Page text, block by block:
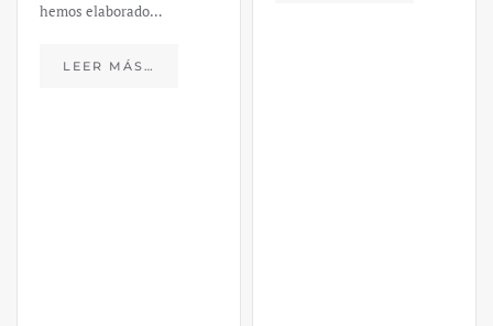
hemos elaborado…
LEER MÁS…